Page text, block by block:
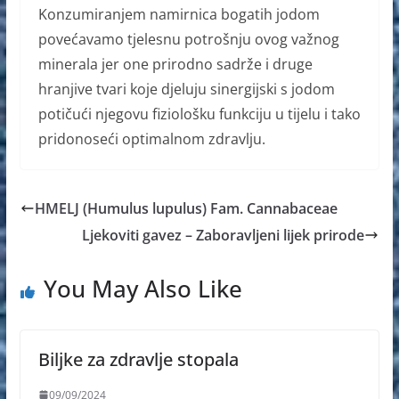
Konzumiranjem namirnica bogatih jodom
povećavamo tjelesnu potrošnju ovog važnog
minerala jer one prirodno sadrže i druge
hranjive tvari koje djeluju sinergijski s jodom
potičući njegovu fiziološku funkciju u tijelu i tako
pridonoseći optimalnom zdravlju.
HMELJ (Humulus lupulus) Fam. Cannabaceae
Ljekoviti gavez – Zaboravljeni lijek prirode
You May Also Like
Biljke za zdravlje stopala
09/09/2024